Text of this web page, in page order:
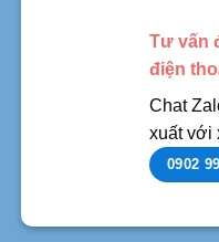
Tư vấn
điện
Chat
xuất với
0902